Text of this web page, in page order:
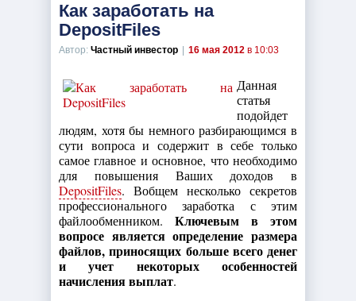
Как заработать на
DepositFiles
Автор: Частный инвестор 16 мая 2012 в 10:03
Данная
статья
подойдет
людям, хотя бы немного разбирающимся в
сути вопроса и содержит в себе только
самое главное и основное, что необходимо
для повышения Ваших доходов в
DepositFiles. Вобщем несколько секретов
профессионального заработка с этим
файлообменником. Ключевым в этом
вопросе является определение размера
файлов, приносящих больше всего денег
и учет некоторых особенностей
начисления выплат.